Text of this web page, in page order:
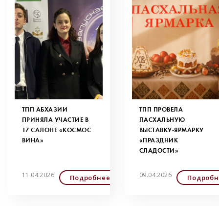
ТПП АБХАЗИИ
ПРИНЯЛА УЧАСТИЕ В
17 САЛОНЕ «КОСМОС
ВИНА»
11.04.2026 Подробнее
ТПП ПРОВЕЛА
ПАСХАЛЬНУЮ
ВЫСТАВКУ-ЯРМАРКУ
«ПРАЗДНИК
СЛАДОСТИ»
09.04.2026